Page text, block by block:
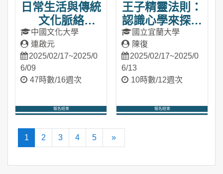
日常生活與傳統
文化脈絡
（2025春季
班）
中國文化大學
連啟元
2025/02/17~2025/0
6/09
47時數/16週次
報名結束
王子精靈法則：
認識心學來探險
你的人生
（2025春季
班）
國立宜蘭大學
陳復
2025/02/17~2025/0
6/13
10時數/12週次
報名結束
1 (current)
2 3 4 5 »